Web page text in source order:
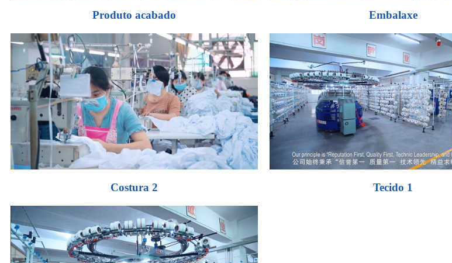
Produto acabado Embalaxe
Costura 2 Tecido 1